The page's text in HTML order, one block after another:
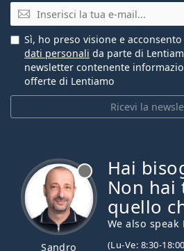
E-mail
Ricevi la
Sì, ho preso visione e acconsento
dati personali da parte di
newsletter contenente
offerte di Lentiamo
Sandro
Hai
Non hai
quello
We also speak
(Lu-Ve: 8:30-